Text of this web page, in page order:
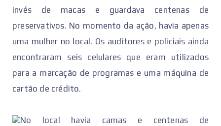
invés de macas e guardava centenas de
preservativos. No momento da ação, havia apenas
uma mulher no local. Os auditores e policiais ainda
encontraram seis celulares que eram utilizados
para a marcação de programas e uma máquina de
cartão de crédito.
No local havia camas e centenas de